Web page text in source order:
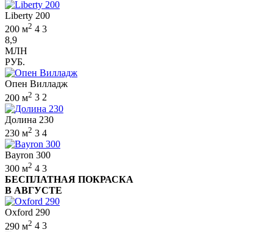
Liberty 200
200 м2 4 3
8,9
МЛН
РУБ.
Опен Вилладж
200 м2 3 2
Долина 230
230 м2 3 4
Bayron 300
300 м2 4 3
БЕСПЛАТНАЯ ПОКРАСКА
В АВГУСТЕ
Oxford 290
290 м2 4 3